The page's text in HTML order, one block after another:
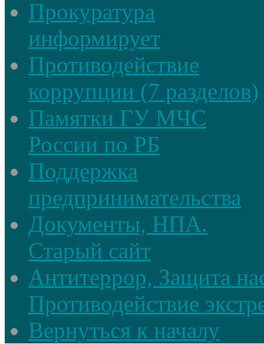
Прокуратура
информирует
Противодействие
коррупции (7 разделов)
Памятки ГУ МЧС
России по РБ
Поддержка
предпринимательства
Документы, НПА.
Старый сайт
Антитеррор, Защита
Противодействие
Вернуться к началу